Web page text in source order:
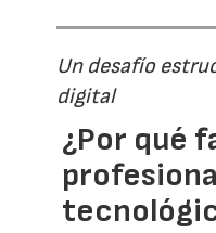
Un desafío
digital
¿Por qué